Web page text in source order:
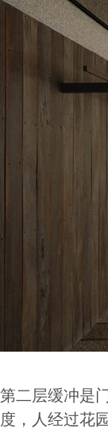
第二层缓冲是
度，人经过花